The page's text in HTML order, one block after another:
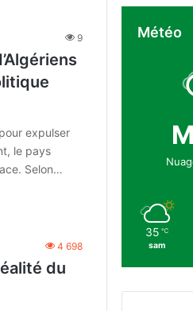
9
expulser
le pays
Selon…
4 698
du
Météo
35 ℃
sam